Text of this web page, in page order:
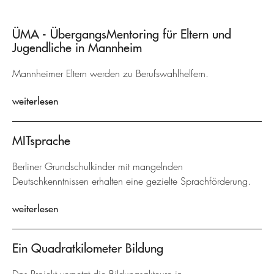
ÜMA - ÜbergangsMentoring für Eltern und
Jugendliche in Mannheim
Mannheimer Eltern werden zu Berufswahlhelfern.
weiterlesen
MITsprache
Berliner Grundschulkinder mit mangelnden
Deutschkenntnissen erhalten eine gezielte Sprachförderung.
weiterlesen
Ein Quadratkilometer Bildung